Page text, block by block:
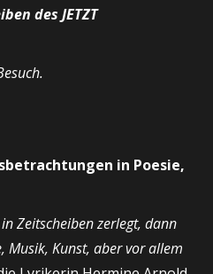
des JETZT
in Poesie,
Zeitscheiben zerlegt, dann
Musik, Kunst, aber vor allem